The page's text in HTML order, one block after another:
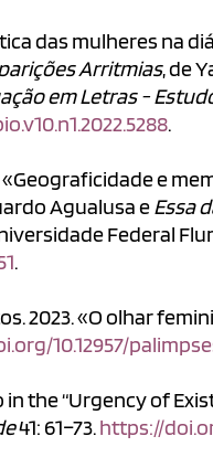
das mulheres na
Arritmias, de
em Letras -
.
«Geograficidade e
Agualusa eEssa
Federal
.
2023. «O olhar
10.12957/
the “Urgency of
41: 61–73.https://